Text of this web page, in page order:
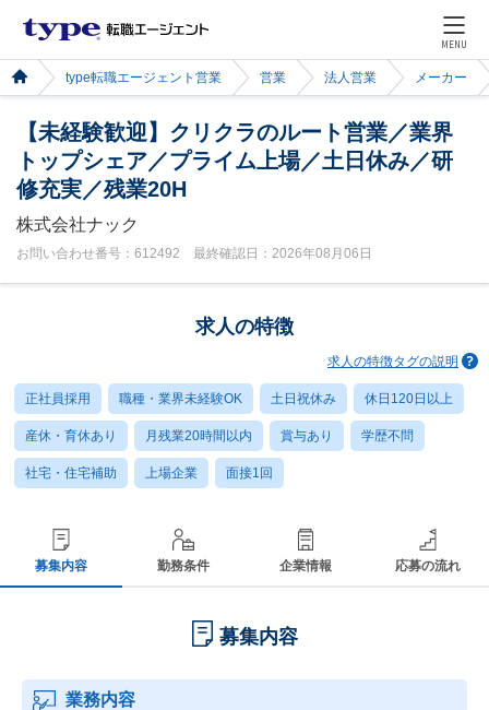
MENU
type転職エージェント営業 営業 法人営業 メーカー
【未経験歓迎】クリクラのルート営業／業界
トップシェア／プライム上場／土日休み／研
修充実／残業20H
株式会社ナック
お問い合わせ番号：612492 最終確認日：2026年08月06日
求人の特徴
求人の特徴タグの説明
正社員採用 職種・業界未経験OK 土日祝休み 休日120日以上
産休・育休あり 月残業20時間以内 賞与あり 学歴不問
社宅・住宅補助 上場企業 面接1回
募集内容 勤務条件 企業情報 応募の流れ
募集内容
業務内容